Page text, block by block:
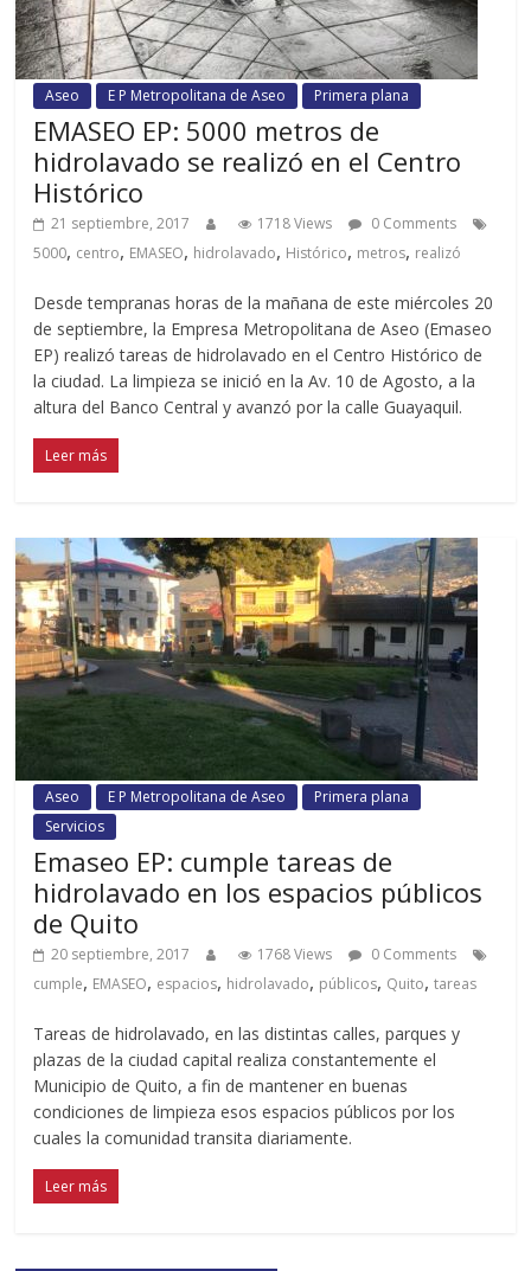
Aseo E P Metropolitana de Aseo Primera plana
EMASEO EP: 5000 metros de
hidrolavado se realizó en el Centro
Histórico
21 septiembre, 2017 1718 Views
0 Comments
5000, centro, EMASEO, hidrolavado, Histórico, metros, realizó
Desde tempranas horas de la mañana de este miércoles 20
de septiembre, la Empresa Metropolitana de Aseo (Emaseo
EP) realizó tareas de hidrolavado en el Centro Histórico de
la ciudad. La limpieza se inició en la Av. 10 de Agosto, a la
altura del Banco Central y avanzó por la calle Guayaquil.
Leer más
Aseo E P Metropolitana de Aseo
Primera plana
Servicios
Emaseo EP: cumple tareas de
hidrolavado en los espacios públicos
de Quito
20 septiembre, 2017 1768 Views
0 Comments
cumple, EMASEO, espacios, hidrolavado, públicos, Quito,tareas
Tareas de hidrolavado, en las distintas calles, parques y
plazas de la ciudad capital realiza constantemente el
Municipio de Quito, a fin de mantener en buenas
condiciones de limpieza esos espacios públicos por los
cuales la comunidad transita diariamente.
Leer más